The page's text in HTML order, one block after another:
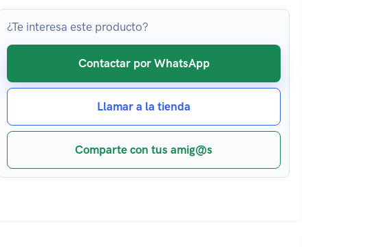
¿Te interesa este producto?
Contactar por WhatsApp
Llamar a la tienda
Comparte con tus amig@s